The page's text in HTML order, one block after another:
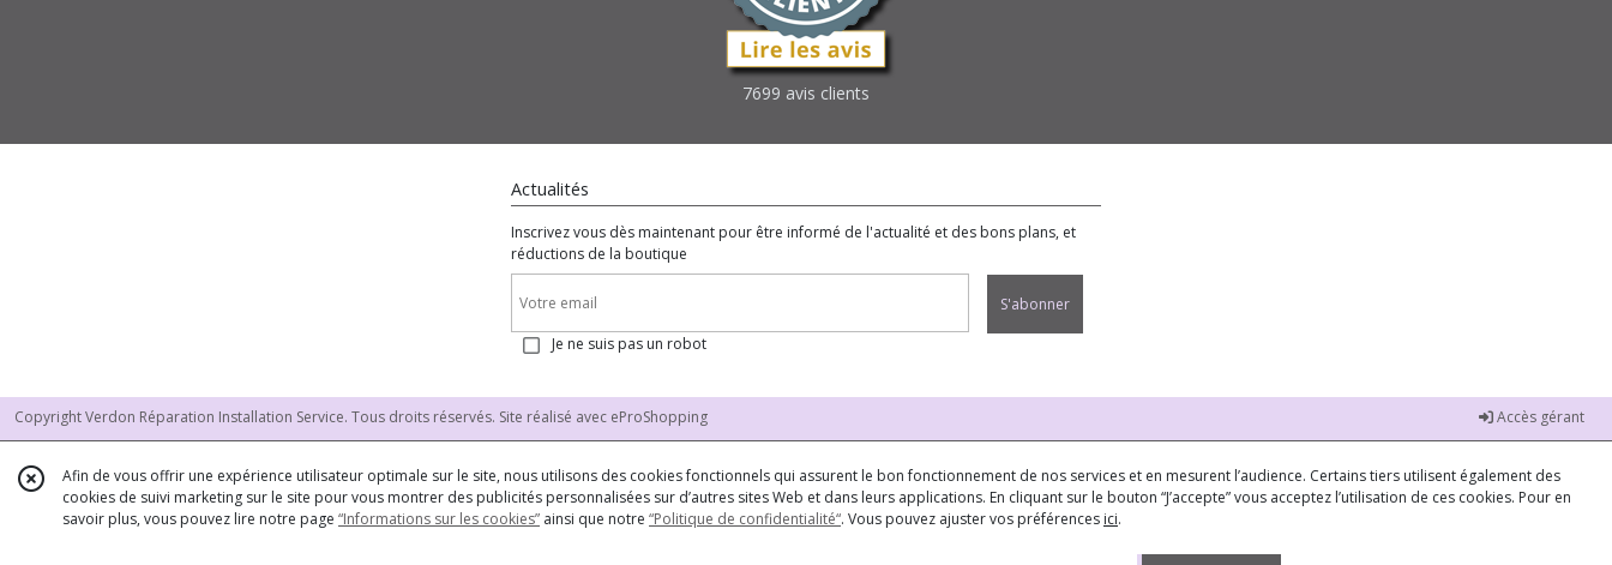
7699 avis clients
Actualités
Inscrivez vous dès maintenant pour être informé de l'actualité et des bons plans, et
réductions de la boutique
S'abonner
Je ne suis pas un robot
Copyright Verdon Réparation Installation Service. Tous droits réservés. Site réalisé avec eProShopping Accès gérant
Afin de vous offrir une expérience utilisateur optimale sur le site, nous utilisons des cookies fonctionnels qui assurent le bon fonctionnement de nos services et en mesurent l’audience. Certains tiers utilisent également des
cookies de suivi marketing sur le site pour vous montrer des publicités personnalisées sur d’autres sites Web et dans leurs applications. En cliquant sur le bouton “J’accepte” vous acceptez l’utilisation de ces cookies. Pour en
savoir plus, vous pouvez lire notre page “Informations sur les cookies” ainsi que notre “Politique de confidentialité“. Vous pouvez ajuster vos préférences ici.